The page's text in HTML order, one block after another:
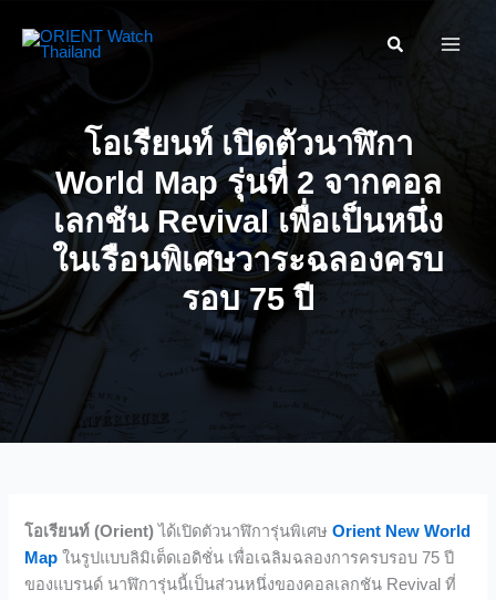
โอเรียนท์ เปิดตัวนาฬิกา
World Map รุ่นที่ 2 จากคอล
เลกชัน Revival เพื่อเป็นหนึ่ง
ในเรือนพิเศษวาระฉลองครบ
รอบ 75 ปี
โอเรียนท์ (Orient)ได้เปิดตัวนาฬิการุ่นพิเศษOrient New World
Map ในรูปแบบลิมิเต็ดเอดิชั่น เพื่อเฉลิมฉลองการครบรอบ 75 ปี
ของแบรนด์ นาฬิการุ่นนี้เป็นส่วนหนึ่งของคอลเลกชัน Revival ที่